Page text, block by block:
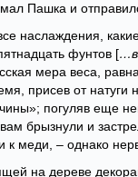
Пашка и
наслаждения,
фунтов [
мера веса,
присев от
погуляв еще
брызнули и
меди, – однако
на дереве